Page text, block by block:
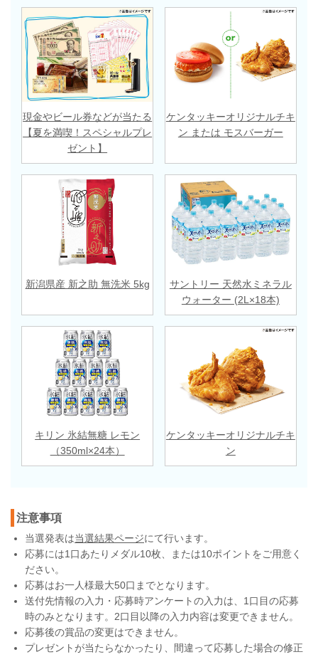
現金やビール券などが当たる
【夏を満喫！スペシャルプレ
ゼント】
ケンタッキーオリジナルチキ
ン または モスバーガー
新潟県産 新之助 無洗米 5kg
サントリー 天然水ミネラル
ウォーター (2L×18本)
キリン 氷結無糖 レモン
（350ml×24本）
ケンタッキーオリジナルチキ
ン
注意事項
当選発表は当選結果ページにて行います。
応募には1口あたりメダル10枚、または10ポイントをご用意く
ださい。
応募はお一人様最大50口までとなります。
送付先情報の入力・応募時アンケートの入力は、1口目の応募
時のみとなります。2口目以降の入力内容は変更できません。
応募後の賞品の変更はできません。
プレゼントが当たらなかったり、間違って応募した場合の修正